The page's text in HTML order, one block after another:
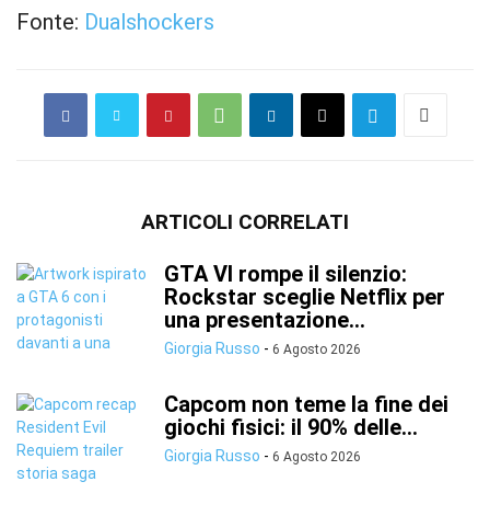
Fonte: Dualshockers
ARTICOLI CORRELATI
GTA VI rompe il silenzio:
Rockstar sceglie Netflix per
una presentazione...
Giorgia Russo - 6 Agosto 2026
Capcom non teme la fine dei
giochi fisici: il 90% delle...
Giorgia Russo - 6 Agosto 2026